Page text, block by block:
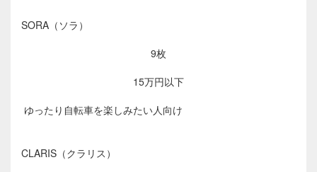
SORA（ソラ）
9枚
15万円以下
ゆったり自転車を楽しみたい人向け
CLARIS（クラリス）